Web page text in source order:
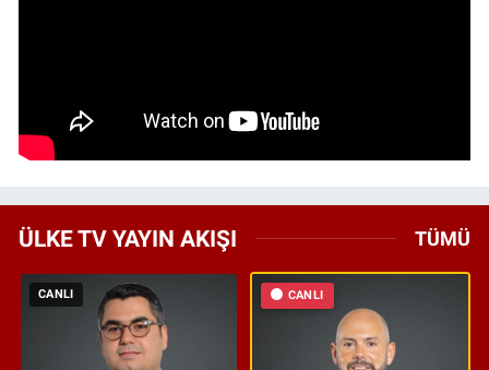
ÜLKE TV YAYIN AKIŞI TÜMÜ
CANLI CANLI